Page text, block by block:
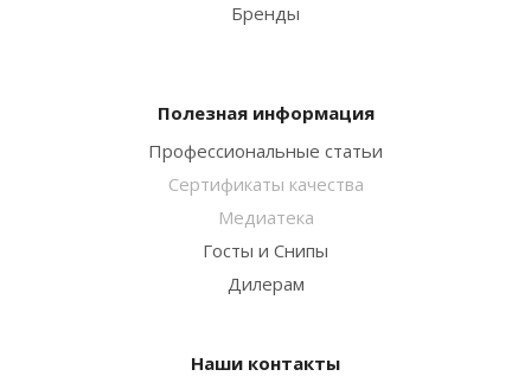
Бренды
Полезная информация
Профессиональные статьи
Сертификаты качества
Медиатека
Госты и Снипы
Дилерам
Наши контакты